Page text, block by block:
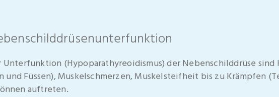
(Hypoparathyreoidismus) der Nebenschilddrüse sind
und Füssen), Muskelschmerzen, Muskelsteifheit bis zu Krämpfen
auftreten.